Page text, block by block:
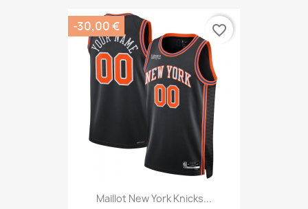
Maillot New York Knicks...
-30,00 € favorite_border